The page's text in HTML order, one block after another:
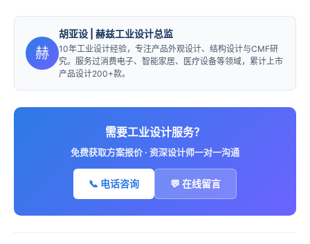
赫
胡亚设 | 赫兹工业设计总监
10年工业设计经验，专注产品外观设计、结构设计与CMF研
究。服务过消费电子、智能家居、医疗设备等领域，累计上市
产品设计200+款。
需要工业设计服务？
免费获取方案报价 · 资深设计师一对一沟通
📞 电话咨询 💬 在线留言